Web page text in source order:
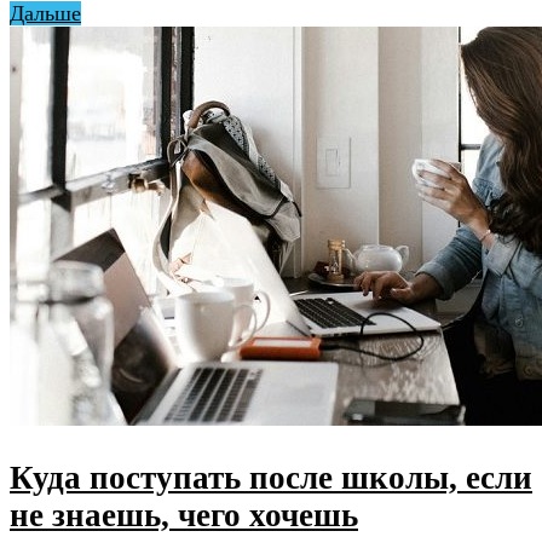
Дальше
Куда поступать после школы, если
не знаешь, чего хочешь